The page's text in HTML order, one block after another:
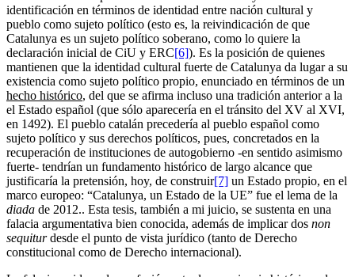
identificación en términos de identidad entre nación cultural y
pueblo como sujeto político (esto es, la reivindicación de que
Catalunya es un sujeto político soberano, como lo quiere la
declaración inicial de CiU y ERC[6]). Es la posición de quienes
mantienen que la identidad cultural fuerte de Catalunya da lugar a su
existencia como sujeto político propio, enunciado en términos de un
hecho histórico, del que se afirma incluso una tradición anterior a la
el Estado español (que sólo aparecería en el tránsito del XV al XVI,
en 1492). El pueblo catalán precedería al pueblo español como
sujeto político y sus derechos políticos, pues, concretados en la
recuperación de instituciones de autogobierno -en sentido asimismo
fuerte- tendrían un fundamento histórico de largo alcance que
justificaría la pretensión, hoy, de construir[7] un Estado propio, en el
marco europeo: “Catalunya, un Estado de la UE” fue el lema de la
diada de 2012.. Esta tesis, también a mi juicio, se sustenta en una
falacia argumentativa bien conocida, además de implicar dos non
sequiturdesde el punto de vista jurídico (tanto de Derecho
constitucional como de Derecho internacional).